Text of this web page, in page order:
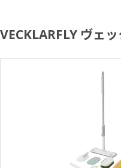
VECKLARFLY ヴェ